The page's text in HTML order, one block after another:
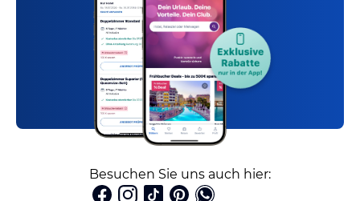
Besuchen Sie uns auch hier: